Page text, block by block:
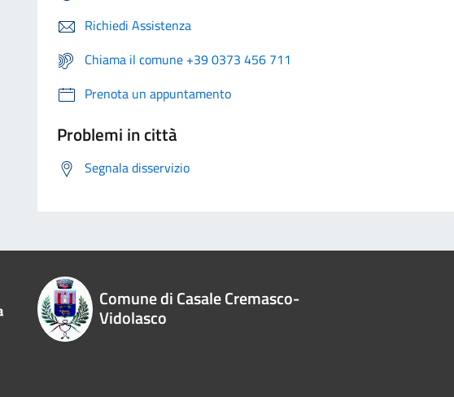
Richiedi Assistenza
Chiama il comune +39 0373 456 711
Prenota un appuntamento
Problemi in città
Segnala disservizio
Comune di Casale Cremasco-
Vidolasco